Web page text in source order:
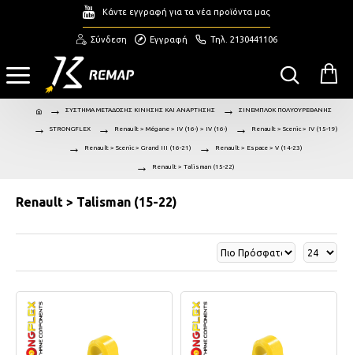
Κάντε εγγραφή για τα νέα προϊόντα μας
Σύνδεση Εγγραφή Τηλ. 2130441106
ΣΥΣΤΗΜΑ ΜΕΤΑΔΟΣΗΣ ΚΙΝΗΣΗΣ ΚΑΙ ΑΝΑΡΤΗΣΗΣ ΣΙΝΕΜΠΛΟΚ ΠΟΛΥΟΥΡΕΘΑΝΗΣ
STRONGFLEX Renault > Mégane > IV (16-) > IV (16-) Renault > Scenic > IV (15-19)
Renault > Scenic > Grand III (16-21) Renault > Espace > V (14-23)
Renault > Talisman (15-22)
Renault > Talisman (15-22)